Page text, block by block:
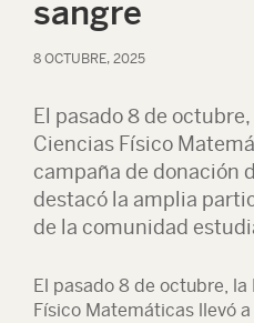
sangre
8 OCTUBRE, 2025
El pasado 8 de
Ciencias Físico
campaña de donación
destacó la amplia
de la comunidad
El pasado 8 de octubre,
Físico Matemáticas llevó